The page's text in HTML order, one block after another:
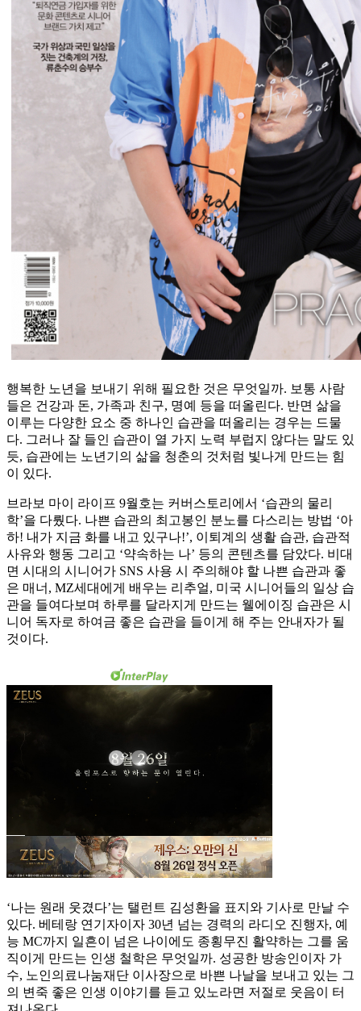
행복한 노년을 보내기 위해 필요한 것은 무엇일까. 보통 사람
들은 건강과 돈, 가족과 친구, 명예 등을 떠올린다. 반면 삶을
이루는 다양한 요소 중 하나인 습관을 떠올리는 경우는 드물
다. 그러나 잘 들인 습관이 열 가지 노력 부럽지 않다는 말도 있
듯, 습관에는 노년기의 삶을 청춘의 것처럼 빛나게 만드는 힘
이 있다.
브라보 마이 라이프 9월호는 커버스토리에서 ‘습관의 물리
학’을 다뤘다. 나쁜 습관의 최고봉인 분노를 다스리는 방법 ‘아
하! 내가 지금 화를 내고 있구나!’, 이퇴계의 생활 습관, 습관적
사유와 행동 그리고 ‘약속하는 나’ 등의 콘텐츠를 담았다. 비대
면 시대의 시니어가 SNS 사용 시 주의해야 할 나쁜 습관과 좋
은 매너, MZ세대에게 배우는 리추얼, 미국 시니어들의 일상 습
관을 들여다보며 하루를 달라지게 만드는 웰에이징 습관은 시
니어 독자로 하여금 좋은 습관을 들이게 해 주는 안내자가 될
것이다.
‘나는 원래 웃겼다’는 탤런트 김성환을 표지와 기사로 만날 수
있다. 베테랑 연기자이자 30년 넘는 경력의 라디오 진행자, 예
능 MC까지 일흔이 넘은 나이에도 종횡무진 활약하는 그를 움
직이게 만드는 인생 철학은 무엇일까. 성공한 방송인이자 가
수, 노인의료나눔재단 이사장으로 바쁜 나날을 보내고 있는 그
의 변죽 좋은 인생 이야기를 듣고 있노라면 저절로 웃음이 터